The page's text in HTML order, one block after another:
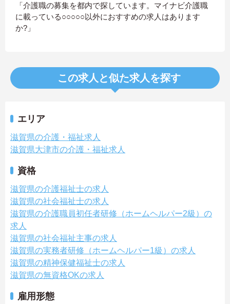
「介護職の募集を都内で探しています。マイナビ介護職
に載っている○○○○○以外におすすめの求人はあります
か?」
この求人と似た求人を探す
エリア
滋賀県の介護・福祉求人
滋賀県大津市の介護・福祉求人
資格
滋賀県の介護福祉士の求人
滋賀県の社会福祉士の求人
滋賀県の介護職員初任者研修（ホームヘルパー2級）の
求人
滋賀県の社会福祉主事の求人
滋賀県の実務者研修（ホームヘルパー1級）の求人
滋賀県の精神保健福祉士の求人
滋賀県の無資格OKの求人
雇用形態